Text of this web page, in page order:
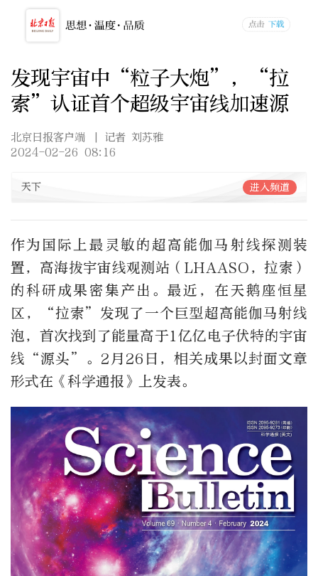
发现宇宙中“粒子大炮”，“拉
索”认证首个超级宇宙线加速源
北京日报客户端
| 记者 刘苏雅
2024-02-26 08:16
天下 进入频道
作为国际上最灵敏的超高能伽马射线探测装
置，高海拔宇宙线观测站（LHAASO，拉索）
的科研成果密集产出。最近，在天鹅座恒星
区，“拉索”发现了一个巨型超高能伽马射线
泡，首次找到了能量高于1亿亿电子伏特的宇宙
线“源头”。2月26日，相关成果以封面文章
形式在《科学通报》上发表。